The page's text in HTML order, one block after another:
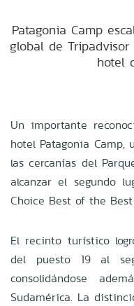
Patagonia Camp
global de
hotel
Un importante
hotel Patagonia Camp,
las cercanías del
alcanzar el segundo
Choice Best of the
El recinto turístico
del puesto 19 al
consolidándose
Sudamérica. La